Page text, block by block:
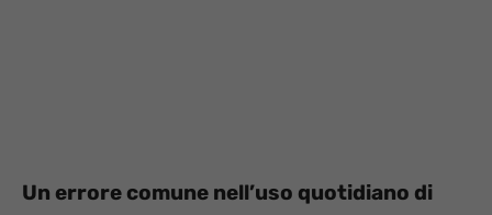
Un errore comune nell’uso quotidiano di